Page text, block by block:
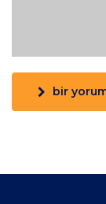
bir